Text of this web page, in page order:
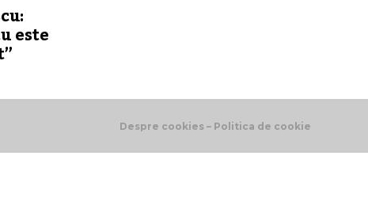
este
Despre cookies – Politica de cookie